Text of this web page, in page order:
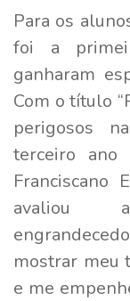
Para os
foi a
ganharam
Com o título
perigosos
terceiro ano
Franciscano
avaliou
mostrar meu
e me